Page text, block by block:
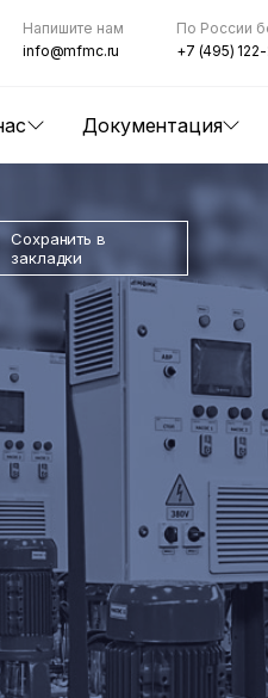
Документация
Напишите нам
info@mfmc.ru
По России
+7 (495)
Сохранить в
закладки